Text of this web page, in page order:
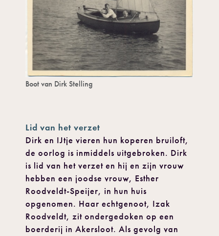
Boot van Dirk Stelling
Lid van het verzet
Dirk en IJtje vieren hun koperen bruiloft,
de oorlog is inmiddels uitgebroken. Dirk
is lid van het verzet en hij en zijn vrouw
hebben een joodse vrouw, Esther
Roodveldt-Speijer, in hun huis
opgenomen. Haar echtgenoot, Izak
Roodveldt, zit ondergedoken op een
boerderij in Akersloot. Als gevolg van